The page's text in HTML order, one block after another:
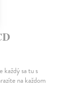
sa tu s
na každom